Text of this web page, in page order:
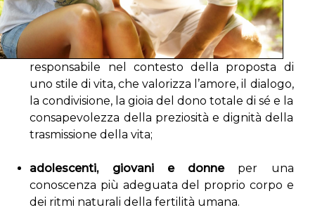
responsabile nel contesto della proposta di
uno stile di vita, che valorizza l’amore, il dialogo,
la condivisione, la gioia del dono totale di sé e la
consapevolezza della preziosità e dignità della
trasmissione della vita;
adolescenti, giovani e donneper una
conoscenza più adeguata del proprio corpo e
dei ritmi naturali della fertilità umana.